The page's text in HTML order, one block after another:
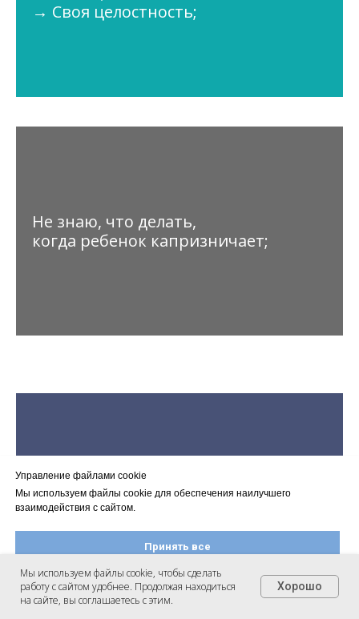
Управление файлами cookie
Мы используем файлы cookie для обеспечения наилучшего
взаимодействия с сайтом.
Принять все
Настроить файлы cookie
→ Своя целостность;
Не знаю, что делать,
когда ребенок капризничает;
→ Злость;
→ Желание сбежать;
Мы используем файлы cookie, чтобы сделать
работу с сайтом удобнее. Продолжая находиться
на сайте, вы соглашаетесь с этим.
Хорошо